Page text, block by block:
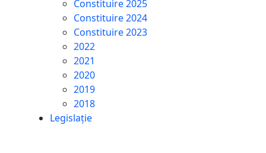
Constituire 2025
Constituire 2024
Constituire 2023
2022
2021
2020
2019
2018
Legislație